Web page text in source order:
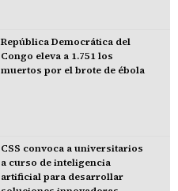
República Democrática del
Congo eleva a 1.751 los
muertos por el brote de ébola
CSS convoca a universitarios
a curso de inteligencia
artificial para desarrollar